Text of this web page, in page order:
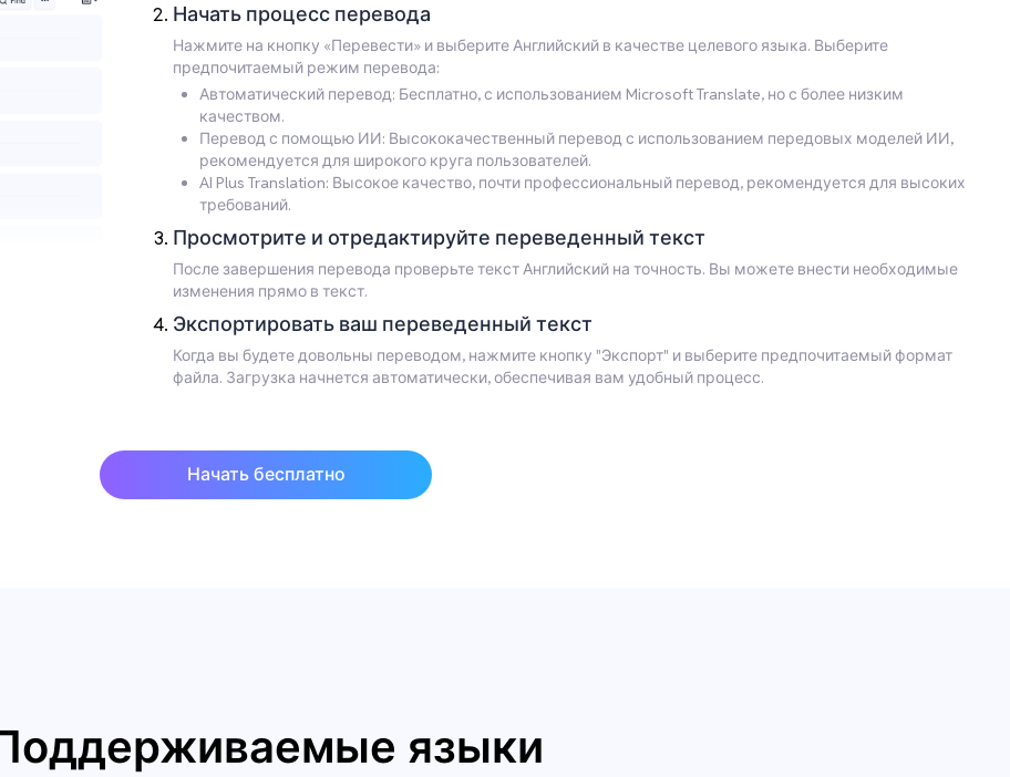
Начать процесс перевода
Нажмите на кнопку «Перевести» и выберите Английский в качестве целевого языка. Выберите
предпочитаемый режим перевода:
Автоматический перевод: Бесплатно, с использованием Microsoft Translate, но с более низким
качеством.
Перевод с помощью ИИ: Высококачественный перевод с использованием передовых моделей ИИ,
рекомендуется для широкого круга пользователей.
AI Plus Translation: Высокое качество, почти профессиональный перевод, рекомендуется для высоких
требований.
Просмотрите и отредактируйте переведенный текст
После завершения перевода проверьте текст Английский на точность. Вы можете внести необходимые
изменения прямо в текст.
Экспортировать ваш переведенный текст
Когда вы будете довольны переводом, нажмите кнопку "Экспорт" и выберите предпочитаемый формат
файла. Загрузка начнется автоматически, обеспечивая вам удобный процесс.
Начать бесплатно
языки